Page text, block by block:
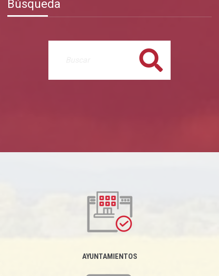
Búsqueda
Buscar
AYUNTAMIENTOS